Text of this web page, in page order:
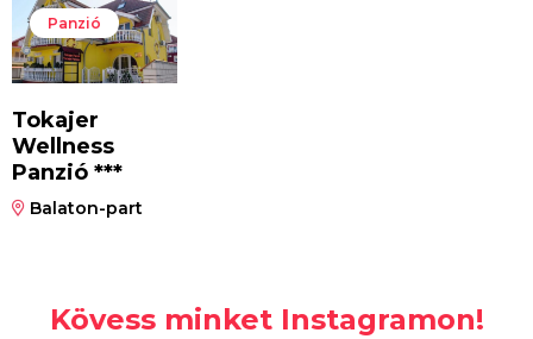
Panzió
Tokajer
Wellness
Panzió ***
Balaton-part
Kövess minket Instagramon!